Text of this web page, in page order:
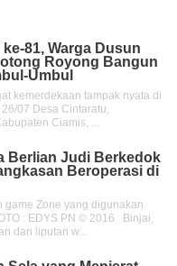
81, Warga Dusun
Royong Bangun
Umbul
kemerdekaan tampak nyata di
07 Desa Cintaratu,
Ciamis, ...
Berlian Judi Berkedok
Beroperasi di
game Zone yang digunakan
: EDYS PN © 2016 Binjai,
dan liputan w...